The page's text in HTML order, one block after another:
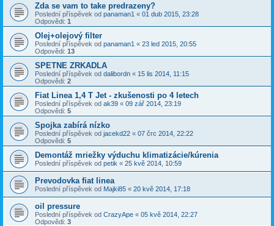
Zda se vam to take predrazeny?
Poslední příspěvek od panaman1 « 01 dub 2015, 23:28
Odpovědi: 1
Olej+olejový filter
Poslední příspěvek od panaman1 « 23 led 2015, 20:55
Odpovědi: 13
SPETNE ZRKADLA
Poslední příspěvek od dalibordn « 15 lis 2014, 11:15
Odpovědi: 2
Fiat Linea 1,4 T Jet - zkušenosti po 4 letech
Poslední příspěvek od ak39 « 09 zář 2014, 23:19
Odpovědi: 5
Spojka zabírá nízko
Poslední příspěvek od jacekd22 « 07 črc 2014, 22:22
Odpovědi: 5
Demontáž mriežky výduchu klimatizácie/kúrenia
Poslední příspěvek od petik « 25 kvě 2014, 10:59
Prevodovka fiat linea
Poslední příspěvek od Majki85 « 20 kvě 2014, 17:18
oil pressure
Poslední příspěvek od CrazyApe « 05 kvě 2014, 22:27
Odpovědi: 3